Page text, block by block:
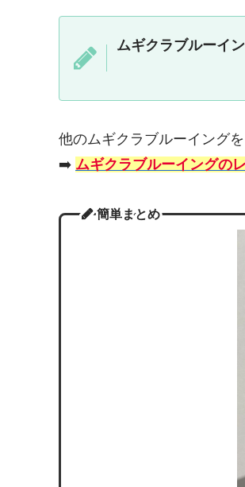
ムギクラブルーイ
他のムギクラブルーイング
➡️ ムギクラブルーイングの
簡単まとめ